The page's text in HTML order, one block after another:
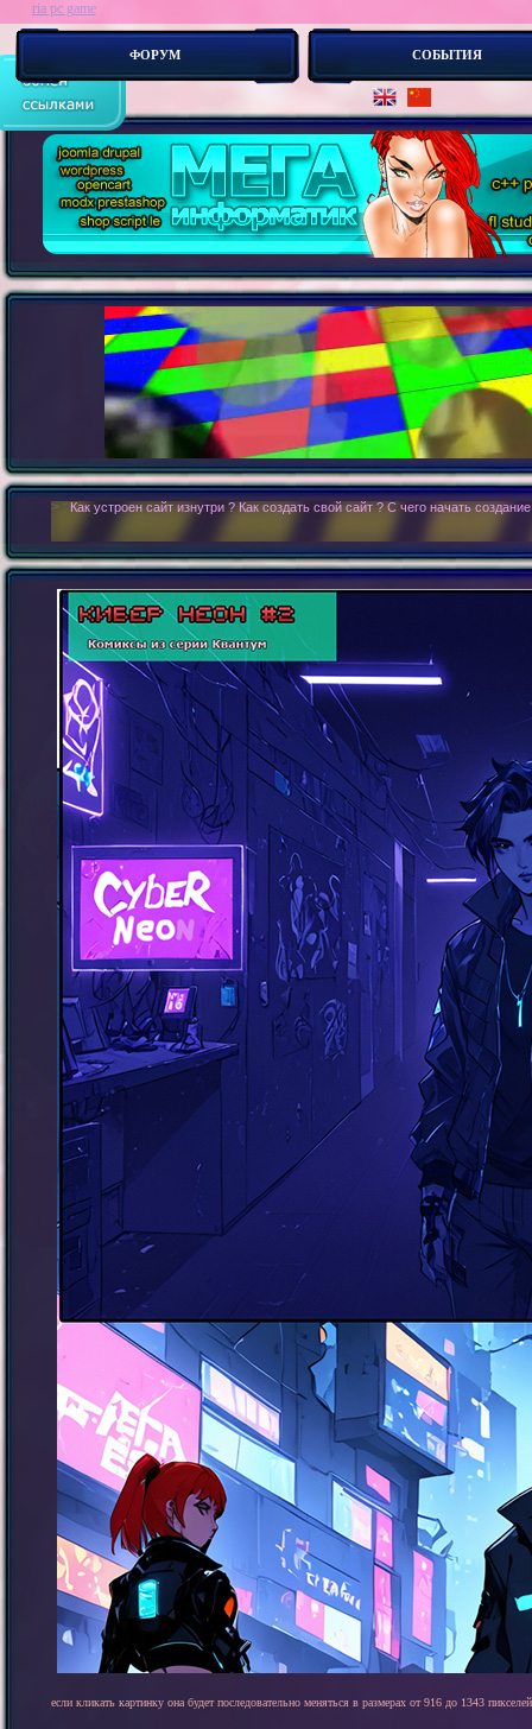
ФОРУМ СОБЫТИЯ
ria pc game
> : О компьютерных иг_
если кликать картинку она будет последовательно меняться в размерах от 916 до 1343